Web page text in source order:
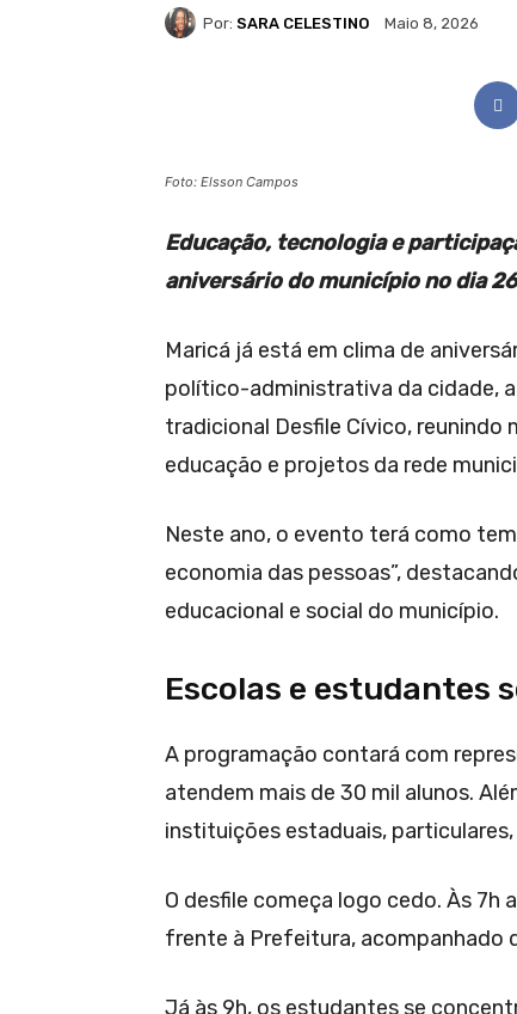
Por: SARA CELESTINO Maio 8, 2026
Foto: Elsson Campos
Educação, tecnologia e
aniversário do município no dia
Maricá já está em clima de
político-administrativa da cidade,
tradicional Desfile Cívico, reunindo
educação e projetos da rede
Neste ano, o evento terá como
economia das pessoas”,
educacional e social do município.
Escolas e estudantes
A programação contará com
atendem mais de 30 mil alunos.
instituições estaduais,
O desfile começa logo cedo. Às
frente à Prefeitura, acompanhado
Já às 9h, os estudantes se